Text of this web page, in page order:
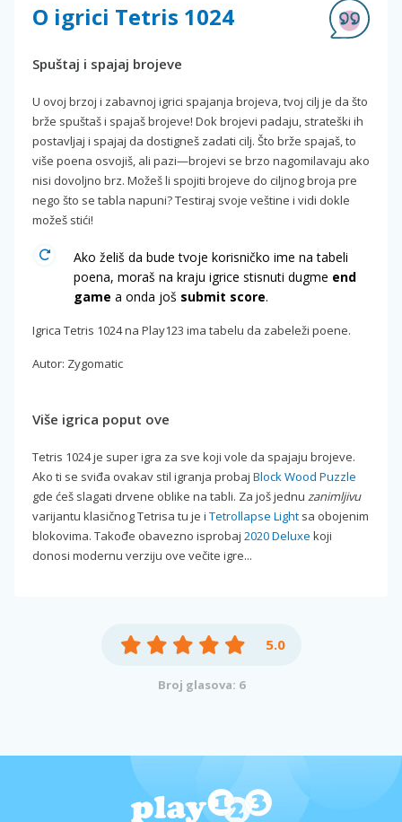
O igrici Tetris 1024
Spuštaj i spajaj brojeve
U ovoj brzoj i zabavnoj igrici spajanja brojeva, tvoj cilj je da što
brže spuštaš i spajaš brojeve! Dok brojevi padaju, strateški ih
postavljaj i spajaj da dostigneš zadati cilj. Što brže spajaš, to
više poena osvojiš, ali pazi—brojevi se brzo nagomilavaju ako
nisi dovoljno brz. Možeš li spojiti brojeve do ciljnog broja pre
nego što se tabla napuni? Testiraj svoje veštine i vidi dokle
možeš stići!
Ako želiš da bude tvoje korisničko ime na tabeli
poena, moraš na kraju igrice stisnuti dugme end
game a onda još submit score.
Igrica Tetris 1024 na Play123 ima tabelu da zabeleži poene.
Autor: Zygomatic
Više igrica poput ove
Tetris 1024 je super igra za sve koji vole da spajaju brojeve.
Ako ti se sviđa ovakav stil igranja probaj Block Wood Puzzle
gde ćeš slagati drvene oblike na tabli. Za još jednu zanimljivu
varijantu klasičnog Tetrisa tu je i Tetrollapse Light sa obojenim
blokovima. Takođe obavezno isprobaj 2020 Deluxe koji
donosi modernu verziju ove večite igre...
5.0
Broj glasova: 6